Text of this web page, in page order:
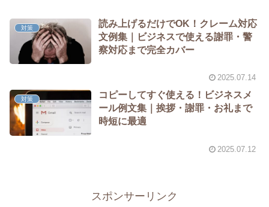
対策
読み上げるだけでOK！クレーム対応
文例集｜ビジネスで使える謝罪・警
察対応まで完全カバー
2025.07.14
対策
コピーしてすぐ使える！ビジネスメ
ール例文集｜挨拶・謝罪・お礼まで
時短に最適
2025.07.12
スポンサーリンク